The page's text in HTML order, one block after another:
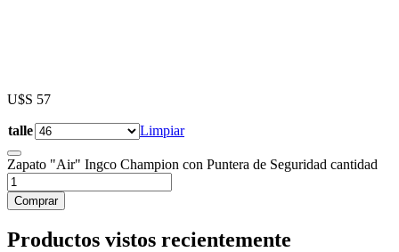
U$S 57
talle Limpiar
Zapato "Air" Ingco Champion con Puntera de Seguridad cantidad
Comprar
Productos vistos recientemente